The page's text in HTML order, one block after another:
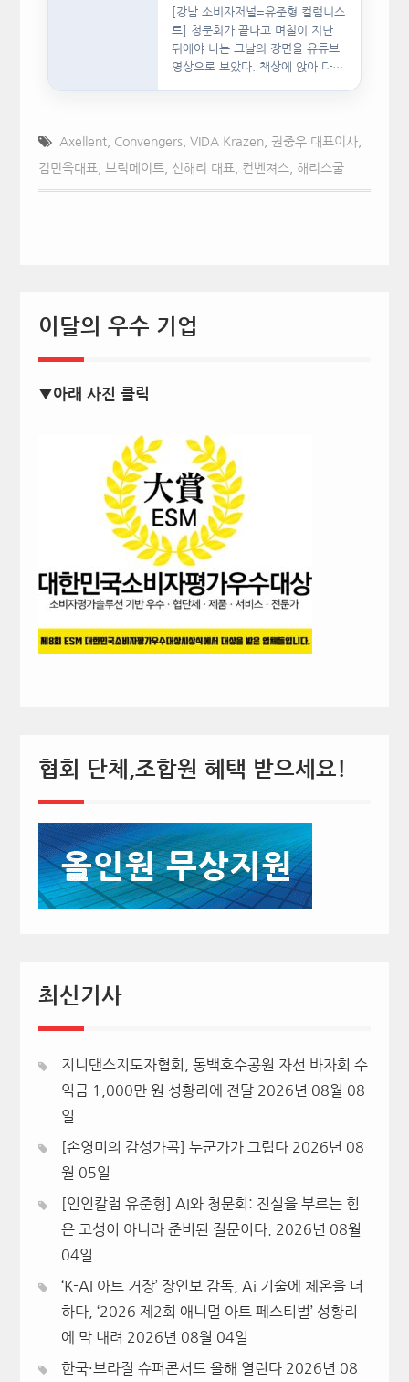
[강남 소비자저널=유준형 컬럼니스
트] 청문회가 끝나고 며칠이 지난
뒤에야 나는 그날의 장면을 유튜브
영상으로 보았다. 책상에 앉아 다른
Axellent, Convengers, VIDA Krazen, 권중우 대표이사,
김민욱대표 브릭메이트 신해리 대표 컨벤져스 해리스쿨
이달의 우수 기업
▼아래 사진 클릭
협회 단체,조합원 혜택 받으세요!
최신기사
지니댄스지도자협회, 동백호수공원 자선 바자회 수
익금 1,000만 원 성황리에 전달 2026년 08월 08
일
[손영미의 감성가곡] 누군가가 그립다 2026년 08
월 05일
[인인칼럼 유준형] AI와 청문회: 진실을 부르는 힘
은 고성이 아니라 준비된 질문이다.
2026년 08월
04일
‘K-AI 아트 거장’ 장인보 감독, Ai 기술에 체온을 더
하다, ‘2026 제2회 애니멀 아트 페스티벌’ 성황리
에 막 내려 2026년 08월 04일
한국·브라질 슈퍼콘서트 올해 열린다 2026년 08